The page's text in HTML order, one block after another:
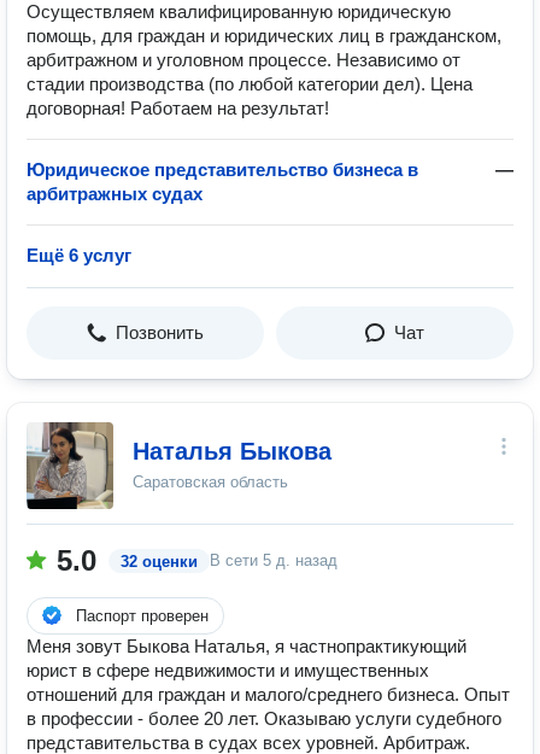
Осуществляем квалифицированную юридическую
помощь, для граждан и юридических лиц в гражданском,
арбитражном и уголовном процессе. Независимо от
стадии производства (по любой категории дел). Цена
договорная! Работаем на результат!
Юридическое представительство бизнеса в
арбитражных судах
—
Ещё 6 услуг
Позвонить Чат
Наталья Быкова
Саратовская область
5.0 32 оценки В сети 5 д. назад
Паспорт проверен
Меня зовут Быкова Наталья, я частнопрактикующий
юрист в сфере недвижимости и имущественных
отношений для граждан и малого/среднего бизнеса. Опыт
в профессии - более 20 лет. Оказываю услуги судебного
представительства в судах всех уровней. Арбитраж.